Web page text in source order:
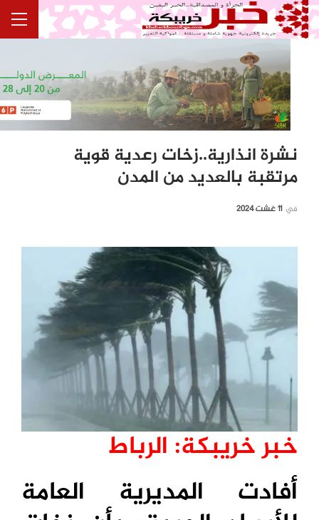
نشرة انذارية..زخات رعدية قوية
مرتقبة بالعديد من المدن
في 11 غشت 2024
خبر خريبكة: الرباط
أفادت المديرية العامة